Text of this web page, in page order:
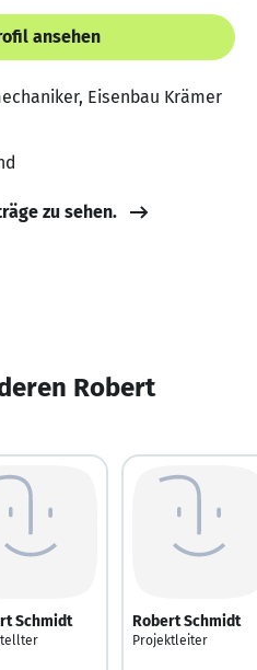
ansehen
Eisenbau Krämer
zu sehen.
Robert
Schmidt Robert Schmidt
Projektleiter